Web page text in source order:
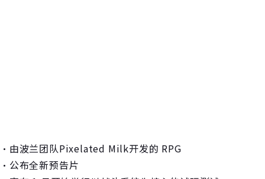
・由波兰团队Pixelated Milk开发的 RPG
・公布全新预告片